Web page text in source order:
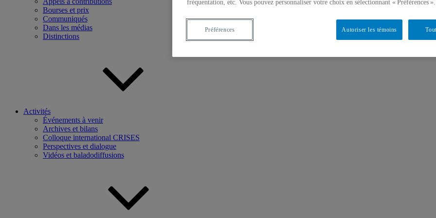
Bourses et prix
Communiqués
Dans les médias
Distinctions
Activités
Événements à venir
Archives et bilans
Colloque international CRISES
Perspectives et dialogue
Vidéos et baladodiffusions
fréquentation, etc. Vous pouvez personnaliser votre choix en sélectionnant « Préférences ».
Autoriser les témoins
Préférences